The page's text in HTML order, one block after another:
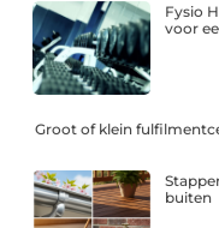
Fysio
voor
Groot of klein
buiten